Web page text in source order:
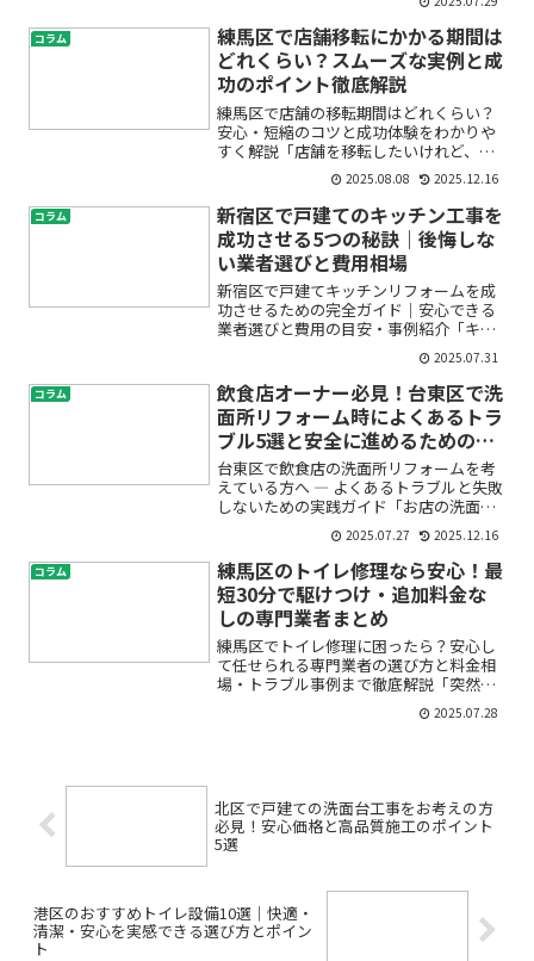
なパネルを使えばいいの？」「費用や業
者選び、施工事例も知りたい！」――そんな
お悩みや疑問をお持ち...
コラム
練馬区で店舗移転にかかる期間は
どれくらい？スムーズな実例と成
功のポイント徹底解説
練馬区で店舗の移転期間はどれくらい？
安心・短縮のコツと成功体験をわかりや
すく解説「店舗を移転したいけれど、ど
れくらい期間がかかるのか不安」「練馬
区での店舗移転、スムーズに進める方法
を知りたい」「移転中の営業やお客様対
応はどうしたらいいの？」...
2025.08.08 2025.12.16
コラム
新宿区で戸建てのキッチン工事を
成功させる5つの秘訣｜後悔しな
い業者選びと費用相場
新宿区で戸建てキッチンリフォームを成
功させるための完全ガイド｜安心できる
業者選びと費用の目安・事例紹介「キッ
チンをもっと使いやすくしたいけれど、
どんな工事ができるの？」「費用はどれ
くらいかかる？」「信頼できるリフォー
ム業者の選び方が分からな...
2025.07.31
コラム
飲食店オーナー必見！台東区で洗
面所リフォーム時によくあるトラ
ブル5選と安全に進めるためのポ
イント
台東区で飲食店の洗面所リフォームを考
えている方へ ― よくあるトラブルと失敗
しないための実践ガイド「お店の洗面所
をきれいにリフォームしたいけれど、ど
んなトラブルがあるの？」「衛生強化も
したいけど、何を気をつければいい？」
「実際に困ったことが...
2025.07.27 2025.12.16
コラム
練馬区のトイレ修理なら安心！最
短30分で駆けつけ・追加料金な
しの専門業者まとめ
練馬区でトイレ修理に困ったら？安心し
て任せられる専門業者の選び方と料金相
場・トラブル事例まで徹底解説「突然ト
イレがつまって流れなくなった」「水漏
れで床がびしょびしょ」「修理を頼みた
2025.07.28
北区で戸建ての洗面台工事をお考えの方
必見！安心価格と高品質施工のポイント
5選
港区のおすすめトイレ設備10選｜快適・
清潔・安心を実感できる選び方とポイン
ト